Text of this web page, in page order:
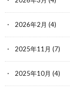
2026年2月 (4)
2025年11月 (7)
2025年10月 (4)